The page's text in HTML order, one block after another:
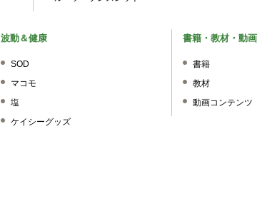
波動＆健康
SOD
マコモ
塩
ケイシーグッズ
書籍・教材・動
書籍
教材
動画コンテンツ